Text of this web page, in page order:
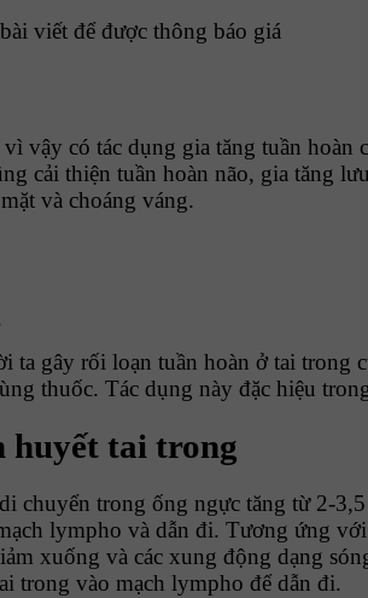
viết để được thông báo giá
vậy có tác dụng gia tăng tuần
cải thiện tuần hoàn não, gia tăng
và choáng váng.
ta gây rối loạn tuần hoàn ở tai
thuốc. Tác dụng này đặc hiệu
huyết tai trong
chuyển trong ống ngực tăng từ 2-
lympho và dẫn đi. Tương ứng
xuống và các xung động dạng
trong vào mạch lympho để dẫn đi.